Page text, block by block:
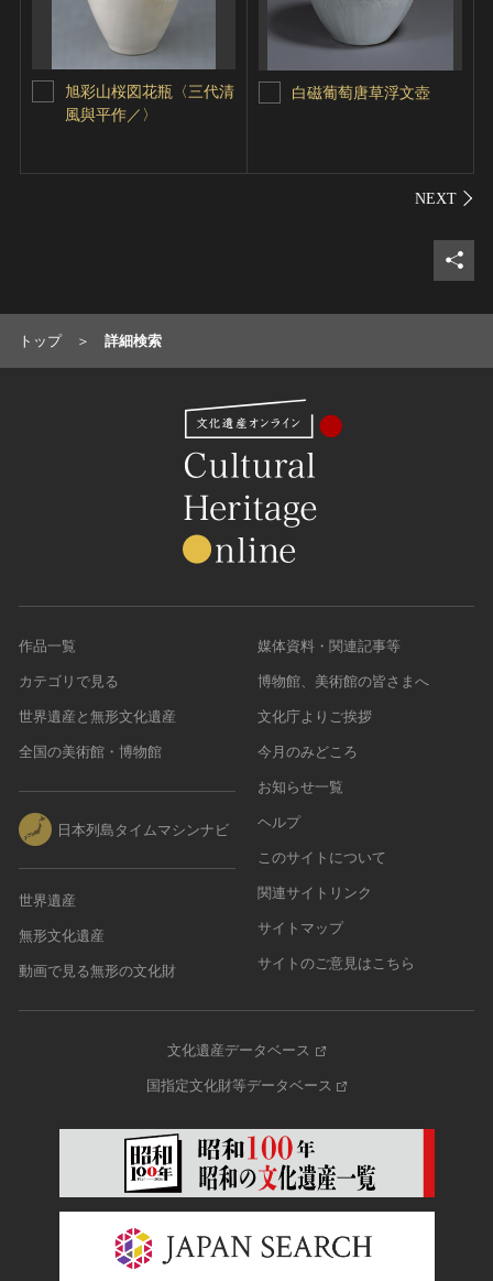
旭彩山桜図花瓶〈三代清
風與平作／〉
白磁葡萄唐草浮文壺
シェ
トップ 詳細検索
作品一覧
カテゴリで見る
世界遺産と無形文化遺産
全国の美術館・博物館
日本列島タイムマシンナビ
世界遺産
無形文化遺産
動画で見る無形の文化財
媒体資料・関連記事等
博物館、美術館の皆さまへ
文化庁よりご挨拶
今月のみどころ
お知らせ一覧
ヘルプ
このサイトについて
関連サイトリンク
サイトマップ
サイトのご意見はこちら
文化遺産データベース
国指定文化財等データベース